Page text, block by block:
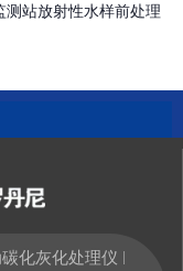
站放射性水样前处理
化灰化处理仪 |